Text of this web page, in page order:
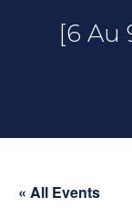
[6 Au
« All Events